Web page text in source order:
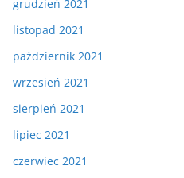
grudzień 2021
listopad 2021
październik 2021
wrzesień 2021
sierpień 2021
lipiec 2021
czerwiec 2021